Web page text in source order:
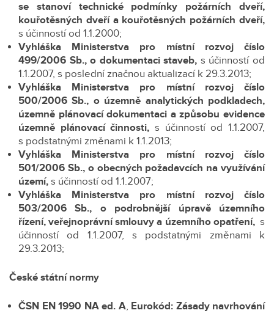
se stanoví technické podmínky požárních dveří,
kouřotěsných dveří a kouřotěsných požárních dveří,
s účinností od 1.1.2000;
Vyhláška Ministerstva pro místní rozvoj číslo
499/2006 Sb., o dokumentaci staveb, s účinností od
1.1.2007, s poslední značnou aktualizací k 29.3.2013;
Vyhláška Ministerstva pro místní rozvoj číslo
500/2006 Sb., o územně analytických podkladech,
územně plánovací dokumentaci a způsobu evidence
územně plánovací činnosti, s účinností od 1.1.2007,
s podstatnými změnami k 1.1.2013;
Vyhláška Ministerstva pro místní rozvoj číslo
501/2006 Sb., o obecných požadavcích na využívání
území, s účinností od 1.1.2007;
Vyhláška Ministerstva pro místní rozvoj číslo
503/2006 Sb., o podrobnější úpravě územního
řízení, veřejnoprávní smlouvy a územního opatření,s
účinností od 1.1.2007, s podstatnými změnami k
29.3.2013;
České státní normy
ČSN EN 1990 NA ed. A, Eurokód: Zásady navrhování